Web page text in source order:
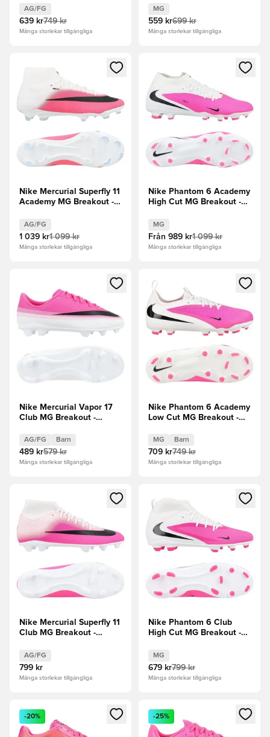
AG/FG
639 kr749 kr
Många storlekar tillgängliga
MG
559 kr699 kr
Många storlekar tillgängliga
Öppnar en Modal för att logga in eller registrera dig som
Nike Mercurial Superfly 11
Academy MG Breakout -
AG/FG
1 039 kr1 099 kr
Många storlekar tillgängliga
Öppnar en Modal för att
Nike Phantom 6 Academy
High Cut MG Breakout -
MG
Från 989 kr1 099 kr
Många storlekar tillgängliga
Öppnar en Modal för att logga in eller registrera dig som
Nike Mercurial Vapor 17
Club MG Breakout -
AG/FG Barn
489 kr579 kr
Många storlekar tillgängliga
Öppnar en Modal för att
Nike Phantom 6 Academy
Low Cut MG Breakout -
MG Barn
709 kr749 kr
Många storlekar tillgängliga
Öppnar en Modal för att logga in eller registrera dig som
Nike Mercurial Superfly 11
Club MG Breakout -
AG/FG
799 kr
Många storlekar tillgängliga
Öppnar en Modal för att
Nike Phantom 6 Club
High Cut MG Breakout -
MG
679 kr799 kr
Många storlekar tillgängliga
Öppnar en Modal för att logga in eller registrera dig som
-20%
Öppnar en Modal för att
-25%